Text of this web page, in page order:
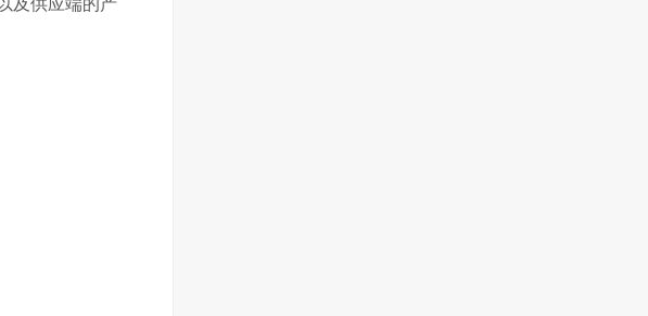
及供应端的产